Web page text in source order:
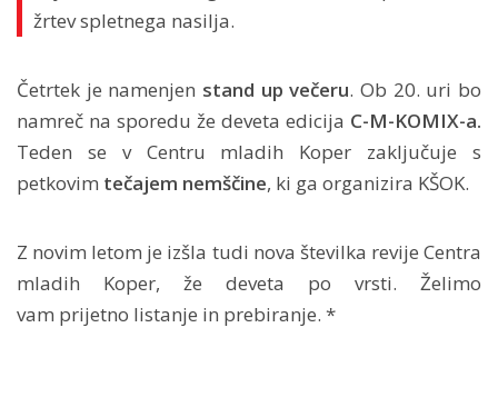
žrtev spletnega nasilja.
Četrtek je namenjen stand up večeru. Ob 20. uri bo
namreč na sporedu že deveta edicija C-M-KOMIX-a.
Teden se v Centru mladih Koper zaključuje s
petkovim tečajem nemščine, ki ga organizira KŠOK.
Z novim letom je izšla tudi nova številka revije Centra
mladih Koper, že deveta po vrsti. Želimo
vam prijetno listanje in prebiranje. *